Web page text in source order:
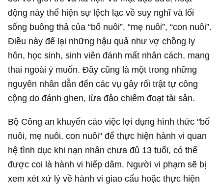
động này thể hiện sự lệch lạc về suy nghĩ và lối
sống buông thả của “bố nuôi”, “mẹ nuôi”, “con nuôi”.
Điều này để lại những hậu quả như vợ chồng ly
hôn, học sinh, sinh viên đánh mất nhân cách, mang
thai ngoài ý muốn. Đây cũng là một trong những
nguyên nhân dẫn đến các vụ gây rối trật tự công
cộng do đánh ghen, lừa đảo chiếm đoạt tài sản.
Bộ Công an khuyến cáo việc lợi dụng hình thức "bố
nuôi, mẹ nuôi, con nuôi" để thực hiện hành vi quan
hệ tình dục khi nạn nhân chưa đủ 13 tuổi, có thể
được coi là hành vi hiếp dâm. Người vi phạm sẽ bị
xem xét xử lý về hành vi giao cấu hoặc thực hiện